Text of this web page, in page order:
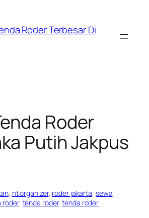
Roder Terbesar Di
Roder
Putih Jakpus
, nt organizer, roder jakarta, sewa
roder, tenda roder, tenda roder